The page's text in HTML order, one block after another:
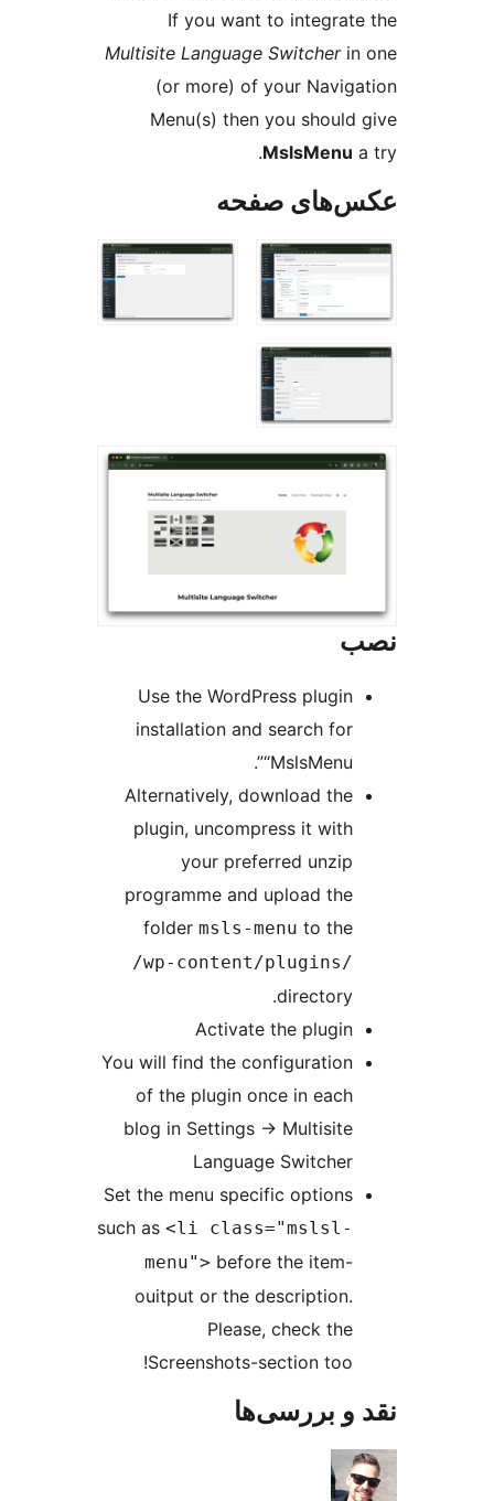
If you want to
Multisite Language Switcher
(or more) of your
Menu(s) then you
صفحه
Use the WordPress plugin
installation and search for
Alternatively, download the
plugin, uncompress it with
your preferred unzip
programme and upload the
foldermsls-menu
/wp-content/plugins/
Activate the plugin
You will find the configuration
of the plugin once in each
blog in Settings -> Multisite
Language Switcher
Set the menu specific options
such as<li class="mslsl-
menu">before the item-
ouitput or the description.
Please, check the
Screenshots-section too!
و بررسی‌ها